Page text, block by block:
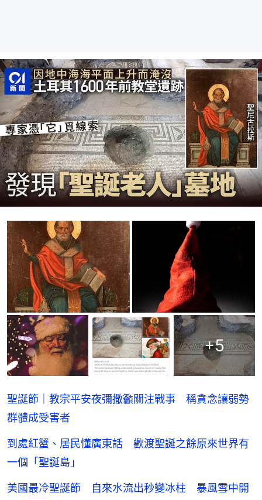
+5
聖誕節｜教宗平安夜彌撒籲關注戰事 稱貪念讓弱勢
群體成受害者
到處紅蟹、居民懂廣東話 歡渡聖誕之餘原來世界有
一個「聖誕島」
美國最冷聖誕節 自來水流出秒變冰柱 暴風雪中開